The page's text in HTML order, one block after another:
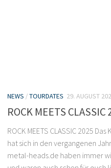
NEWS /TOURDATES 29. AUGUST
ROCK MEETS CLASSIC
ROCK MEETS CLASSIC 2025
hat sich in den vergangenen
metal-heads.de haben immer